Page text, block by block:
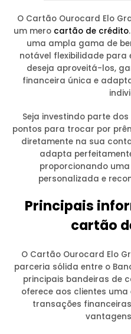
O Cartão Ourocard Elo
um mero cartão de crédito
uma ampla gama de
notável flexibilidade para
deseja aproveitá-los,
financeira única e
Seja investindo parte
pontos para trocar por
diretamente na sua
adapta
proporcionando
personalizada e
Principais
cartão
O Cartão Ourocard Elo
parceria sólida entre o
principais bandeiras de
oferece aos clientes uma
transações